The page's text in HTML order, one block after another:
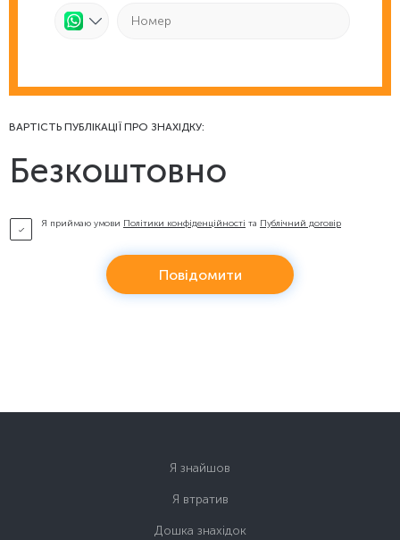
ВАРТІСТЬ ПУБЛІКАЦІЇ ПРО ЗНАХІДКУ:
Безкоштовно
Я приймаю умови Політики конфіденційності та Публічний договір
Повідомити
Я знайшов
Я втратив
Дошка знахідок